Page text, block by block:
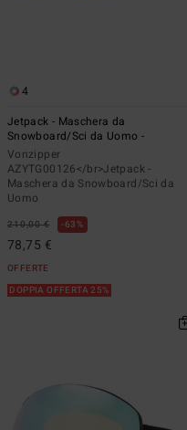
4
Jetpack - Maschera da
Snowboard/Sci da Uomo -
Vonzipper
AZYTG00126</br>Jetpack -
Maschera da Snowboard/Sci da
Uomo
210,00 € 63%
78,75 €
OFFERTE
DOPPIA OFFERTA 25%